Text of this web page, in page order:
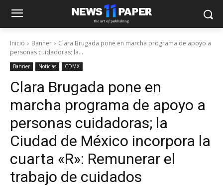
Inicio Banner
Clara Brugada pone en marcha programa de apoyo a
personas cuidadoras; la...
Banner Noticias CDMX
Clara Brugada pone en
marcha programa de apoyo a
personas cuidadoras; la
Ciudad de México incorpora la
cuarta «R»: Remunerar el
trabajo de cuidados